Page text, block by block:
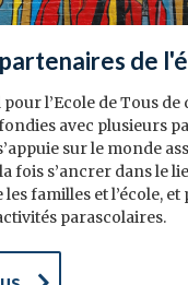
de
l’Ecole de Tous de
avec plusieurs
sur le monde
fois s’ancrer dans le
familles et l’école,
parascolaires.